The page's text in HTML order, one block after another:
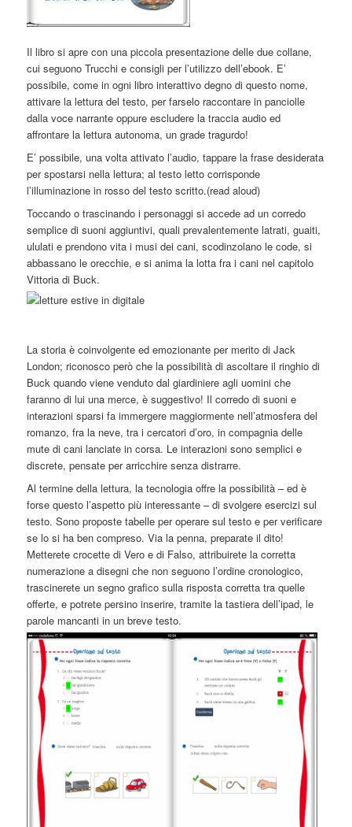
Il libro si apre con una piccola presentazione delle due collane,
cui seguono Trucchi e consigli per l’utilizzo dell’ebook. E’
possibile, come in ogni libro interattivo degno di questo nome,
attivare la lettura del testo, per farselo raccontare in panciolle
dalla voce narrante oppure escludere la traccia audio ed
affrontare la lettura autonoma, un grade tragurdo!
E’ possibile, una volta attivato l’audio, tappare la frase desiderata
per spostarsi nella lettura; al testo letto corrisponde
l’illuminazione in rosso del testo scritto.(read aloud)
Toccando o trascinando i personaggi si accede ad un corredo
semplice di suoni aggiuntivi, quali prevalentemente latrati, guaiti,
ululati e prendono vita i musi dei cani, scodinzolano le code, si
abbassano le orecchie, e si anima la lotta fra i cani nel capitolo
Vittoria di Buck.
La storia è coinvolgente ed emozionante per merito di Jack
London; riconosco però che la possibilità di ascoltare il ringhio di
Buck quando viene venduto dal giardiniere agli uomini che
faranno di lui una merce, è suggestivo! Il corredo di suoni e
interazioni sparsi fa immergere maggiormente nell’atmosfera del
romanzo, fra la neve, tra i cercatori d’oro, in compagnia delle
mute di cani lanciate in corsa. Le interazioni sono semplici e
discrete, pensate per arricchire senza distrarre.
Al termine della lettura, la tecnologia offre la possibilità – ed è
forse questo l’aspetto più interessante – di svolgere esercizi sul
testo. Sono proposte tabelle per operare sul testo e per verificare
se lo si ha ben compreso. Via la penna, preparate il dito!
Metterete crocette di Vero e di Falso, attribuirete la corretta
numerazione a disegni che non seguono l’ordine cronologico,
trascinerete un segno grafico sulla risposta corretta tra quelle
offerte, e potrete persino inserire, tramite la tastiera dell’ipad, le
parole mancanti in un breve testo.